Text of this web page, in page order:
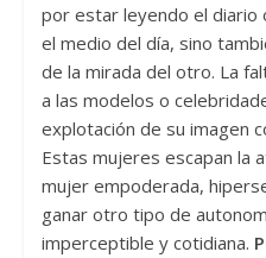
por estar leyendo el diario
el medio del día, sino
de la mirada del otro. La
a las modelos o
explotación de su imagen
Estas mujeres escapan la
mujer empoderada,
ganar otro tipo de
imperceptible y cotidiana.